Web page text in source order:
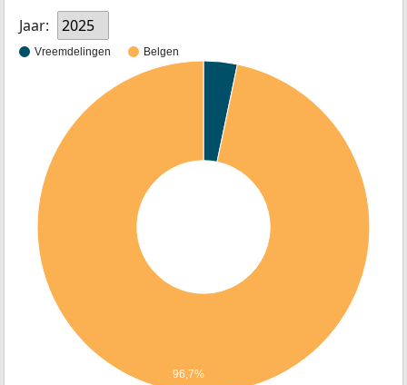
Jaar: 2025
Vreemdelingen Belgen
96,7%